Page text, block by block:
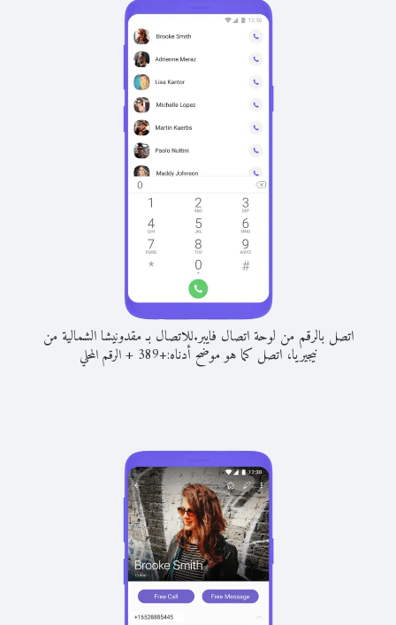
اتصل بالرقم من لوحة اتصال فايبر.للاتصال بـ مقدونيشا الشمالية من
نيجيريا، اتصل كما هو موضح أدناه:+
389
+الرقم المحلي